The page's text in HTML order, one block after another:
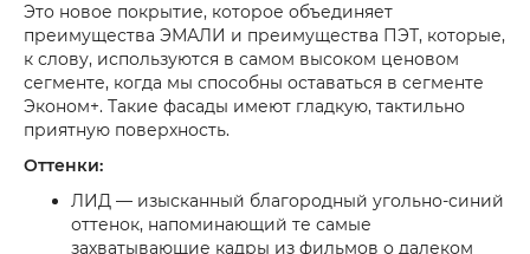
Это новое покрытие, которое объединяет
преимущества ЭМАЛИ и преимущества ПЭТ, которые,
к слову, используются в самом высоком ценовом
сегменте, когда мы способны оставаться в сегменте
Эконом+. Такие фасады имеют гладкую, тактильно
приятную поверхность.
Оттенки:
ЛИД — изысканный благородный угольно-синий
оттенок, напоминающий те самые
захватывающие кадры из фильмов о далеком